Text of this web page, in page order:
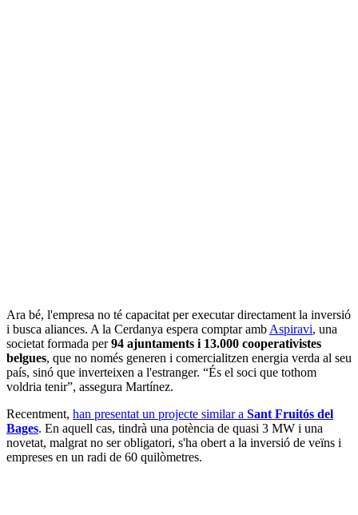
Ara bé, l'empresa no té capacitat per executar directament la inversió
i busca aliances. A la Cerdanya espera comptar amb Aspiravi, una
societat formada per94 ajuntaments i 13.000 cooperativistes
belgues, que no només generen i comercialitzen energia verda al seu
país, sinó que inverteixen a l'estranger. “És el soci que tothom
voldria tenir”, assegura Martínez.
Recentment, han presentat un projecte similar a Sant Fruitós del
Bages. En aquell cas, tindrà una potència de quasi 3 MW i una
novetat, malgrat no ser obligatori, s'ha obert a la inversió de veïns i
empreses en un radi de 60 quilòmetres.